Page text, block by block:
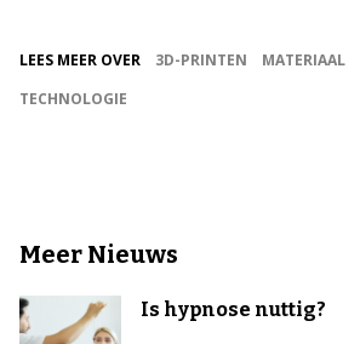
LEES MEER OVER 3D-PRINTEN MATERIAAL
TECHNOLOGIE
Meer Nieuws
Is hypnose nuttig?